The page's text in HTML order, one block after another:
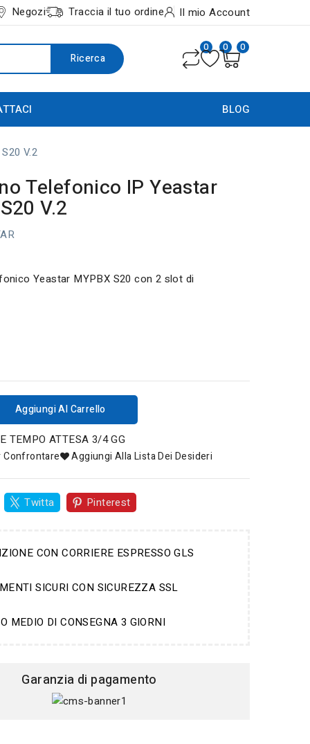
Negozi Traccia il tuo ordine Il mio Account
Ricerca
0 0 0
BLOG
V.2
Telefonico IP Yeastar
V.2
Yeastar MYPBX S20 con 2 slot di
Aggiungi Al Carrello
TEMPO ATTESA 3/4 GG
Confrontare Aggiungi Alla Lista Dei Desideri
Twitta Pinterest
CON CORRIERE ESPRESSO GLS
SICURI CON SICUREZZA SSL
MEDIO DI CONSEGNA 3 GIORNI
Garanzia di pagamento